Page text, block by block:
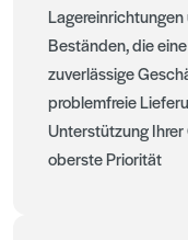
Beständen, die
zuverlässige
problemfreie
Unterstützung
oberste Priorität